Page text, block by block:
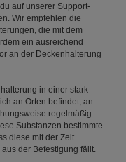
auf unserer Support-
Wir empfehlen die
die mit dem
ein ausreichend
an der Deckenhalterung
in einer stark
an Orten befindet, an
regelmäßig
Substanzen bestimmte
diese mit der Zeit
der Befestigung fällt.